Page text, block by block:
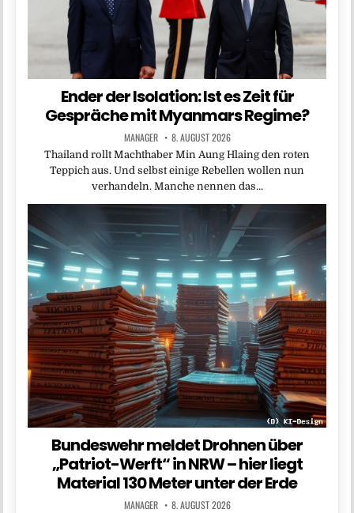
Ender der Isolation: Ist es Zeit für
Gespräche mit Myanmars Regime?
MANAGER 8. AUGUST 2026
Thailand rollt Machthaber Min Aung Hlaing den roten
Teppich aus. Und selbst einige Rebellen wollen nun
verhandeln. Manche nennen das…
Bundeswehr meldet Drohnen über
„Patriot-Werft“ in NRW – hier liegt
Material 130 Meter unter der Erde
MANAGER 8. AUGUST 2026